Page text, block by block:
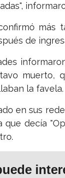
más
de
muerto,
la favela.
en sus
que decía